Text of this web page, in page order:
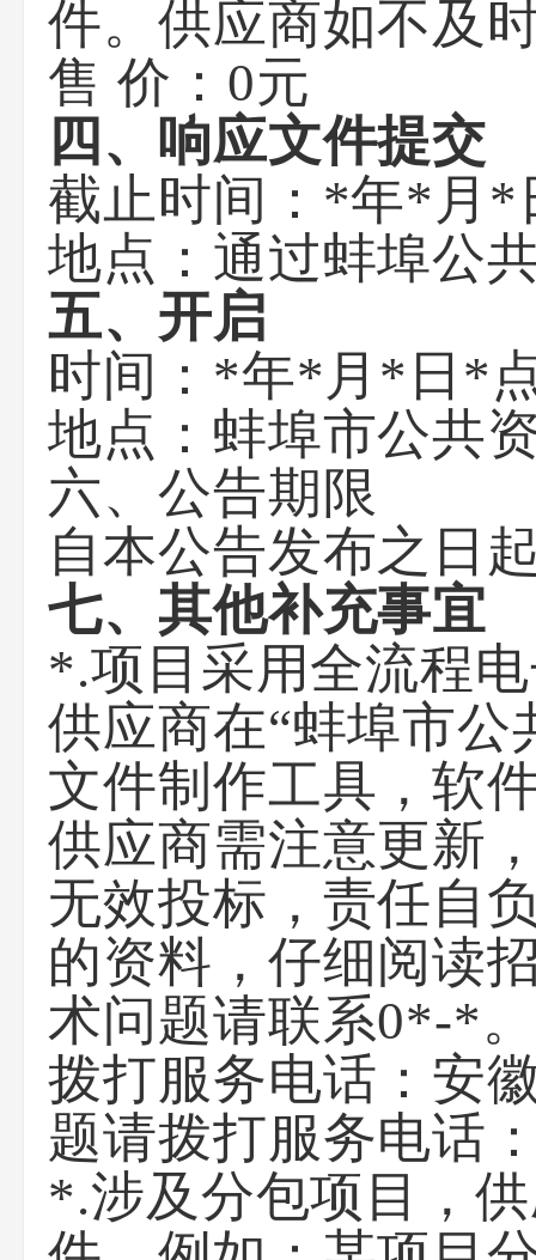
件。供应商如不及
售 价：0元
四、响应文件提交
截止时间：*年*月 *
地点：通过蚌埠公
五、开启
时间：*年*月 * 日*
地点：蚌埠市公共
六、公告期限
自本公告发布之日
七、其他补充事宜
*.项目采用全流程
供应商在“蚌埠市
文件制作工具，软
供应商需注意更新
无效投标，责任自
的资料，仔细阅读
术问题请联系0*-*
拨打服务电话：安
题请拨打服务电话
*.涉及分包项目，